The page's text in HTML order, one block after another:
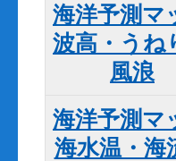
海洋予測マ
波高・うね
風浪
海洋予測マ
海水温・海